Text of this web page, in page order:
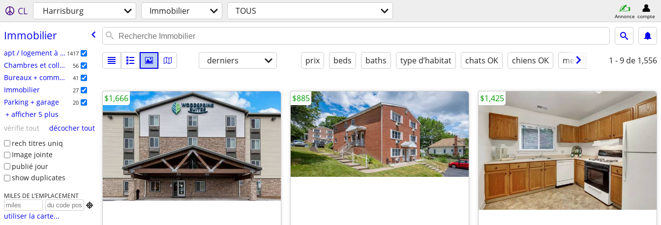
CL Harrisburg Immobilier TOUS Annonce compte
Immobilier
apt / logement à louer 1417
Chambres et colloc 56
Bureaux + commerces 41
Immobilier 27
Parking + garage 20
+ afficher 5 plus
vérifie tout
décocher tout
rech titres uniq
Image jointe
publié jour
show duplicates
MILES DE L’EMPLACEMENT

utiliser la carte...
derniers prix beds baths type d’habitat chats OK chiens OK meublé 1 - 9 de 1,556
$1,666 $885 $1,425